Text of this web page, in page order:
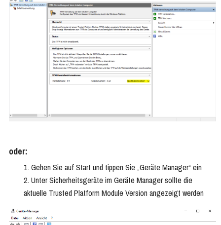
oder:
Gehen Sie auf Start und tippen Sie „Geräte Manager“ ein
Unter Sicherheitsgeräte im Geräte Manager sollte die
aktuelle Trusted Platform Module Version angezeigt werden